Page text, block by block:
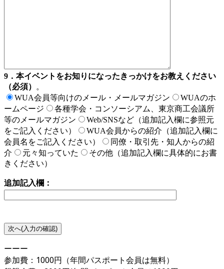
9．本イベントをお知りになったきっかけをお教えください
（必須）
。
WUA会員等向けのメール・メールマガジン
WUAのホ
ームページ
各種学会・コンソーシアム、東京商工会議所
等のメールマガジン
Web/SNSなど（追加記入欄に参照元
をご記入ください）
WUA会員からの紹介（追加記入欄に
会員名をご記入ください）
同僚・取引先・知人からの紹
介
元々知っていた
その他（追加記入欄に具体的にお書
きください）
追加記入欄：
ーーー
参加費：1000円（年間パスポート会員は無料）